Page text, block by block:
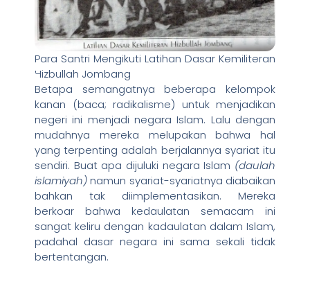
Para Santri Mengikuti Latihan Dasar Kemiliteran
Hizbullah Jombang
Betapa semangatnya beberapa kelompok
kanan (baca; radikalisme) untuk menjadikan
negeri ini menjadi negara Islam. Lalu dengan
mudahnya mereka melupakan bahwa hal
yang terpenting adalah berjalannya syariat itu
sendiri. Buat apa dijuluki negara Islam (daulah
islamiyah)namun syariat-syariatnya diabaikan
bahkan tak diimplementasikan. Mereka
berkoar bahwa kedaulatan semacam ini
sangat keliru dengan kadaulatan dalam Islam,
padahal dasar negara ini sama sekali tidak
bertentangan.